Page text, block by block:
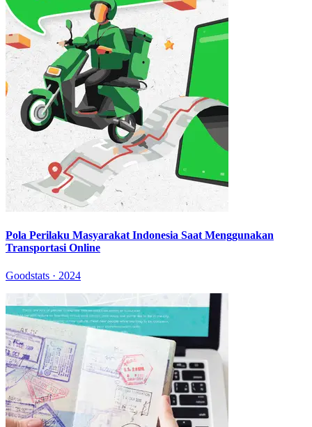
Pola Perilaku Masyarakat Indonesia Saat Menggunakan
Transportasi Online
Goodstats · 2024